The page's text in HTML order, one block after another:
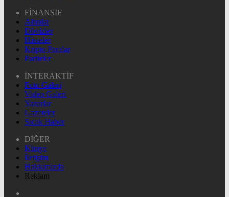
FİNANSİF
Altınlar
Dövizler
Hisseler
Kripto Paralar
Pariteler
İNTERAKTİF
Foto Galeri
Video Galeri
Yazarlar
Gazeteler
Sıcak Haber
DİĞER
Künye
İletişim
Hakkımızda
Reklam